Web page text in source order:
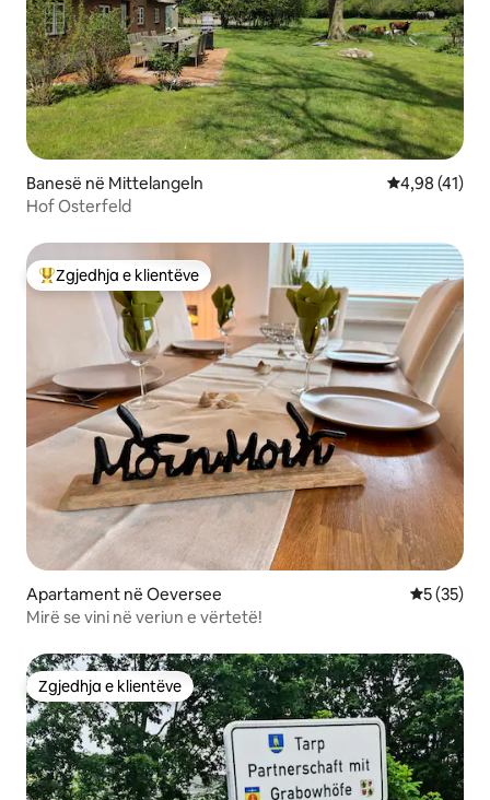
Banesë në Mittelangeln Vlerësimi
4,98 (41)
Hof Osterfeld
Më të mirat e zgjedhjeve të klientëve
Zgjedhja e klientëve
Apartament në Oeversee Vlerësimi
5 (35)
Mirë se vini në veriun e vërtetë!
Zgjedhja e klientëve
Zgjedhja e klientëve